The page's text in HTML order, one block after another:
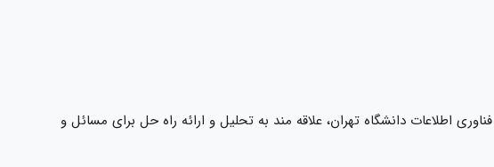
اطلاعات دانشگاه تهران، علاقه مند به تحلیل و ارائه راه حل برای مسائل و